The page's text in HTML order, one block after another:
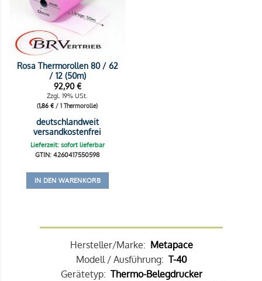
Rosa Thermorollen 80 / 62
/ 12 (50m)
92,90€
Zzgl. 19% USt.
(1,86€ / 1 Thermorolle)
deutschlandweit
versandkostenfrei
Lieferzeit: sofort lieferbar
GTIN: 4260417550598
IN DEN WARENKORB
Hersteller/Marke: Metapace
Modell / Ausführung: T-40
Gerätetyp: Thermo-Belegdrucker